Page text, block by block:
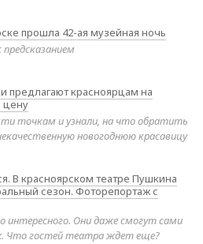
прошла 42-ая музейная ночь
предлагают красноярцам на
цену
точкам и узнали, на что обратить
новогоднюю красавицу
В красноярском театре Пушкина
сезон. Фоторепортаж с
интересного. Они даже смогут сами
Что гостей театра ждет еще?